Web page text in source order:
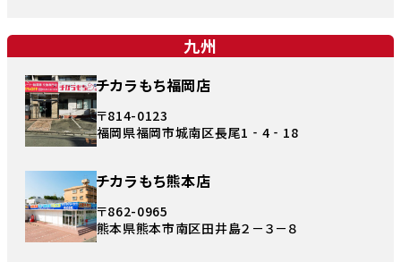
九州
チカラもち福岡店
〒814-0123
福岡県福岡市城南区長尾1‐4‐18
チカラもち熊本店
〒862-0965
熊本県熊本市南区田井島２－３－８